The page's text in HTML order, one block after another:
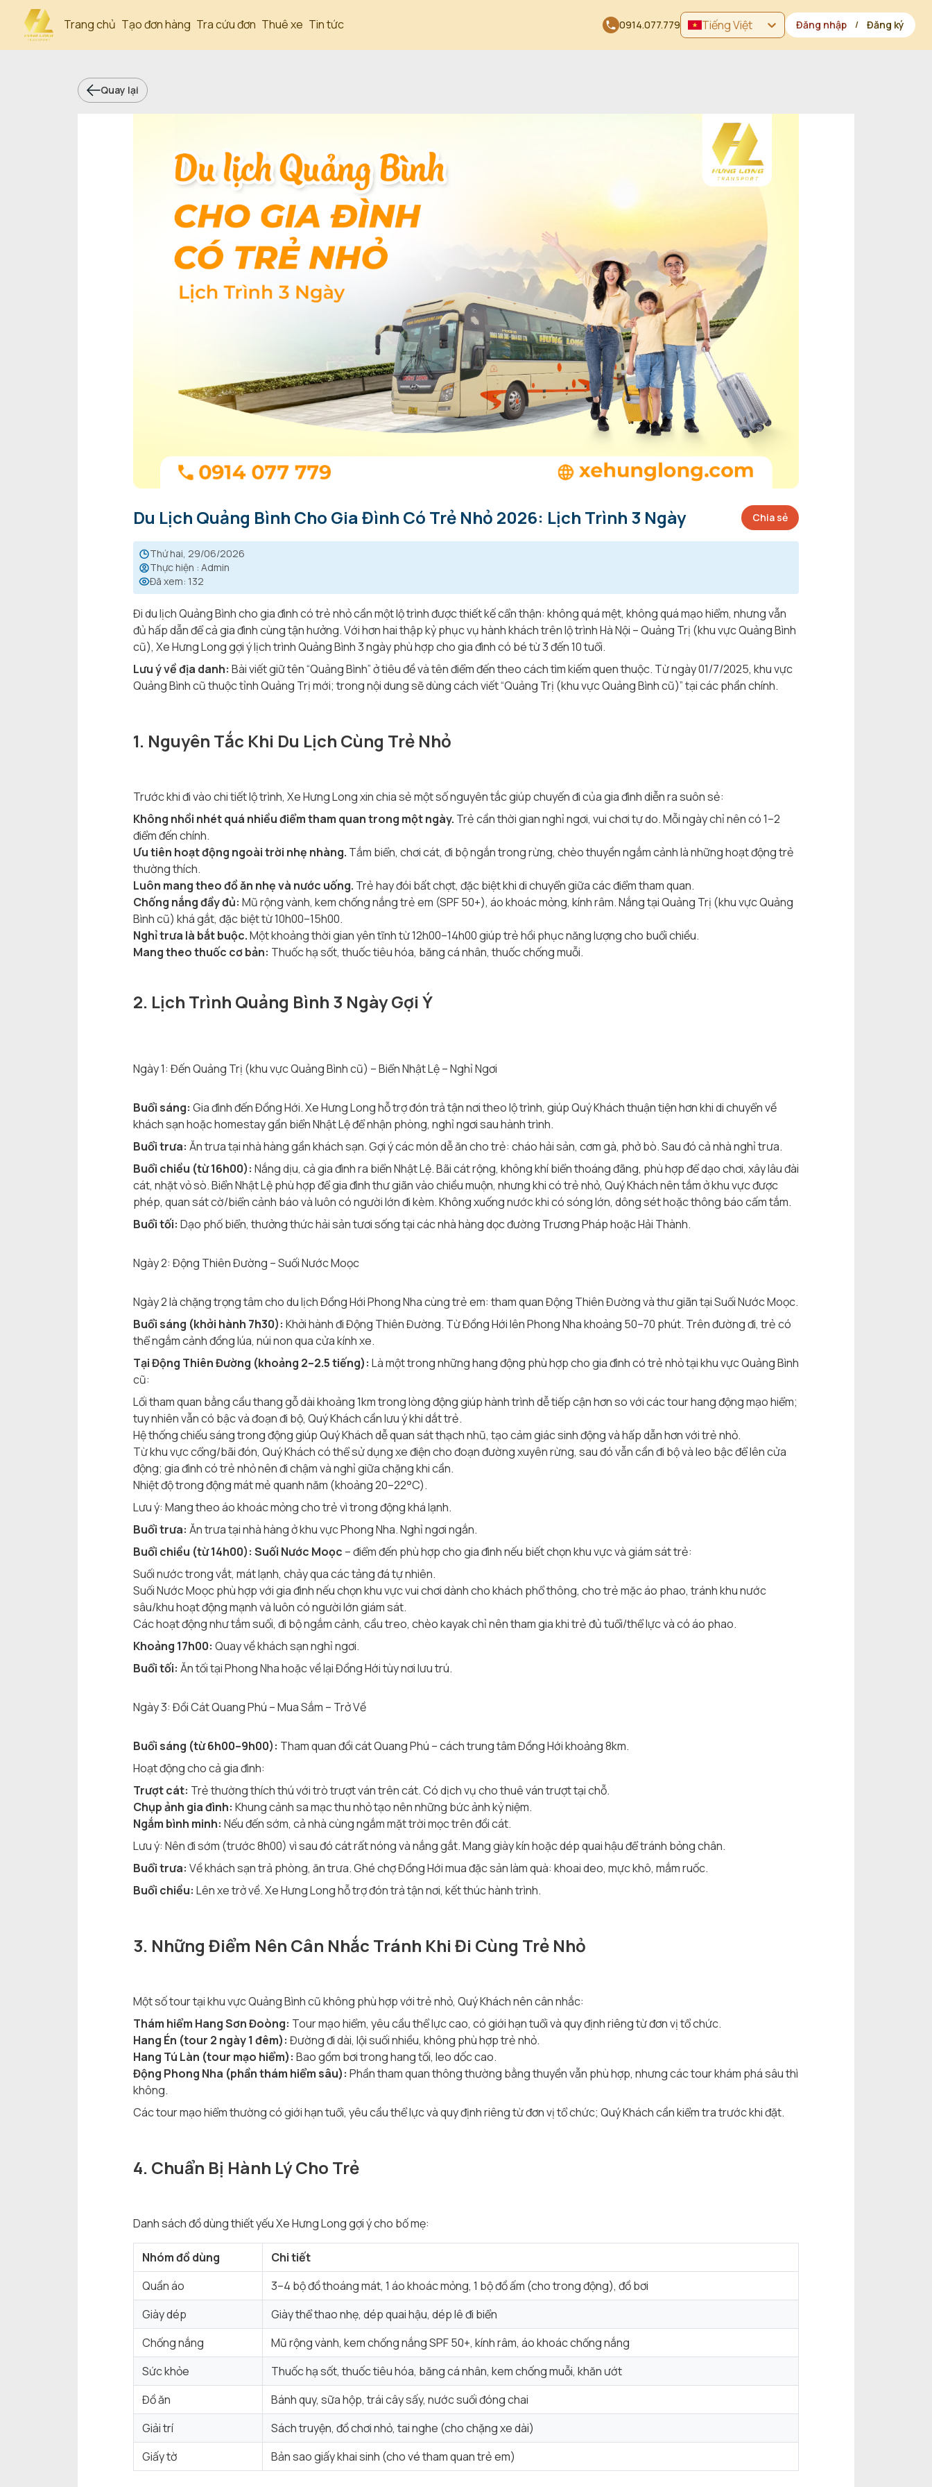
Trang chủ Tạo đơn hàng Tra cứu đơn Thuê xe Tin tức 0914.077.779 Tiếng Việt Đăng nhập / Đăng ký
Quay lại
Du Lịch Quảng Bình Cho Gia Đình Có Trẻ Nhỏ 2026: Lịch Trình 3 Ngày Chia sẻ
thứ hai, 29/06/2026
Thực hiện : Admin
Đã xem: 132
Đi du lịch Quảng Bình cho gia đình có trẻ nhỏ cần một lộ trình được thiết kế cẩn thận: không quá mệt, không quá mạo hiểm, nhưng vẫn
đủ hấp dẫn để cả gia đình cùng tận hưởng. Với hơn hai thập kỷ phục vụ hành khách trên lộ trình Hà Nội – Quảng Trị (khu vực Quảng Bình
cũ), Xe Hưng Long gợi ý lịch trình Quảng Bình 3 ngày phù hợp cho gia đình có bé từ 3 đến 10 tuổi.
Lưu ý về địa danh: Bài viết giữ tên “Quảng Bình” ở tiêu đề và tên điểm đến theo cách tìm kiếm quen thuộc. Từ ngày 01/7/2025, khu vực
Quảng Bình cũ thuộc tỉnh Quảng Trị mới; trong nội dung sẽ dùng cách viết “Quảng Trị (khu vực Quảng Bình cũ)” tại các phần chính.
1. Nguyên Tắc Khi Du Lịch Cùng Trẻ Nhỏ
Trước khi đi vào chi tiết lộ trình, Xe Hưng Long xin chia sẻ một số nguyên tắc giúp chuyến đi của gia đình diễn ra suôn sẻ:
Không nhồi nhét quá nhiều điểm tham quan trong một ngày. Trẻ cần thời gian nghỉ ngơi, vui chơi tự do. Mỗi ngày chỉ nên có 1–2
điểm đến chính.
Ưu tiên hoạt động ngoài trời nhẹ nhàng. Tắm biển, chơi cát, đi bộ ngắn trong rừng, chèo thuyền ngắm cảnh là những hoạt động trẻ
thường thích.
Luôn mang theo đồ ăn nhẹ và nước uống. Trẻ hay đói bất chợt, đặc biệt khi di chuyển giữa các điểm tham quan.
Chống nắng đầy đủ: Mũ rộng vành, kem chống nắng trẻ em (SPF 50+), áo khoác mỏng, kính râm. Nắng tại Quảng Trị (khu vực Quảng
Bình cũ) khá gắt, đặc biệt từ 10h00–15h00.
Nghỉ trưa là bắt buộc.Một khoảng thời gian yên tĩnh từ 12h00–14h00 giúp trẻ hồi phục năng lượng cho buổi chiều.
Mang theo thuốc cơ bản: Thuốc hạ sốt, thuốc tiêu hóa, băng cá nhân, thuốc chống muỗi.
2. Lịch Trình Quảng Bình 3 Ngày Gợi Ý
Ngày 1: Đến Quảng Trị (khu vực Quảng Bình cũ) – Biển Nhật Lệ – Nghỉ Ngơi
Buổi sáng: Gia đình đến Đồng Hới. Xe Hưng Long hỗ trợ đón trả tận nơi theo lộ trình, giúp Quý Khách thuận tiện hơn khi di chuyển về
khách sạn hoặc homestay gần biển Nhật Lệ để nhận phòng, nghỉ ngơi sau hành trình.
Buổi trưa: Ăn trưa tại nhà hàng gần khách sạn. Gợi ý các món dễ ăn cho trẻ: cháo hải sản, cơm gà, phở bò. Sau đó cả nhà nghỉ trưa.
Buổi chiều (từ 16h00): Nắng dịu, cả gia đình ra biển Nhật Lệ. Bãi cát rộng, không khí biển thoáng đãng, phù hợp để dạo chơi, xây lâu đài
cát, nhặt vỏ sò. Biển Nhật Lệ phù hợp để gia đình thư giãn vào chiều muộn, nhưng khi có trẻ nhỏ, Quý Khách nên tắm ở khu vực được
phép, quan sát cờ/biển cảnh báo và luôn có người lớn đi kèm. Không xuống nước khi có sóng lớn, dông sét hoặc thông báo cấm tắm.
Buổi tối: Dạo phố biển, thưởng thức hải sản tươi sống tại các nhà hàng dọc đường Trương Pháp hoặc Hải Thành.
Ngày 2: Động Thiên Đường – Suối Nước Moọc
Ngày 2 là chặng trọng tâm cho du lịch Đồng Hới Phong Nha cùng trẻ em: tham quan Động Thiên Đường và thư giãn tại Suối Nước Moọc.
Buổi sáng (khởi hành 7h30): Khởi hành đi Động Thiên Đường. Từ Đồng Hới lên Phong Nha khoảng 50–70 phút. Trên đường đi, trẻ có
thể ngắm cảnh đồng lúa, núi non qua cửa kính xe.
Tại Động Thiên Đường (khoảng 2–2.5 tiếng): Là một trong những hang động phù hợp cho gia đình có trẻ nhỏ tại khu vực Quảng Bình
cũ:
Lối tham quan bằng cầu thang gỗ dài khoảng 1km trong lòng động giúp hành trình dễ tiếp cận hơn so với các tour hang động mạo hiểm;
tuy nhiên vẫn có bậc và đoạn đi bộ, Quý Khách cần lưu ý khi dắt trẻ.
Hệ thống chiếu sáng trong động giúp Quý Khách dễ quan sát thạch nhũ, tạo cảm giác sinh động và hấp dẫn hơn với trẻ nhỏ.
Từ khu vực cổng/bãi đón, Quý Khách có thể sử dụng xe điện cho đoạn đường xuyên rừng, sau đó vẫn cần đi bộ và leo bậc để lên cửa
động; gia đình có trẻ nhỏ nên đi chậm và nghỉ giữa chặng khi cần.
Nhiệt độ trong động mát mẻ quanh năm (khoảng 20–22°C).
Lưu ý: Mang theo áo khoác mỏng cho trẻ vì trong động khá lạnh.
Buổi trưa: Ăn trưa tại nhà hàng ở khu vực Phong Nha. Nghỉ ngơi ngắn.
Buổi chiều (từ 14h00): Suối Nước Moọc – điểm đến phù hợp cho gia đình nếu biết chọn khu vực và giám sát trẻ:
Suối nước trong vắt, mát lạnh, chảy qua các tảng đá tự nhiên.
Suối Nước Moọc phù hợp với gia đình nếu chọn khu vực vui chơi dành cho khách phổ thông, cho trẻ mặc áo phao, tránh khu nước
sâu/khu hoạt động mạnh và luôn có người lớn giám sát.
Các hoạt động như tắm suối, đi bộ ngắm cảnh, cầu treo, chèo kayak chỉ nên tham gia khi trẻ đủ tuổi/thể lực và có áo phao.
Khoảng 17h00: Quay về khách sạn nghỉ ngơi.
Buổi tối: Ăn tối tại Phong Nha hoặc về lại Đồng Hới tùy nơi lưu trú.
Ngày 3: Đồi Cát Quang Phú – Mua Sắm – Trở Về
Buổi sáng (từ 6h00–9h00): Tham quan đồi cát Quang Phú – cách trung tâm Đồng Hới khoảng 8km.
Hoạt động cho cả gia đình:
Trượt cát: Trẻ thường thích thú với trò trượt ván trên cát. Có dịch vụ cho thuê ván trượt tại chỗ.
Chụp ảnh gia đình: Khung cảnh sa mạc thu nhỏ tạo nên những bức ảnh kỷ niệm.
Ngắm bình minh: Nếu đến sớm, cả nhà cùng ngắm mặt trời mọc trên đồi cát.
Lưu ý: Nên đi sớm (trước 8h00) vì sau đó cát rất nóng và nắng gắt. Mang giày kín hoặc dép quai hậu để tránh bỏng chân.
Buổi trưa: Về khách sạn trả phòng, ăn trưa. Ghé chợ Đồng Hới mua đặc sản làm quà: khoai deo, mực khô, mắm ruốc.
Buổi chiều: Lên xe trở về. Xe Hưng Long hỗ trợ đón trả tận nơi, kết thúc hành trình.
3. Những Điểm Nên Cân Nhắc Tránh Khi Đi Cùng Trẻ Nhỏ
Một số tour tại khu vực Quảng Bình cũ không phù hợp với trẻ nhỏ, Quý Khách nên cân nhắc:
Thám hiểm Hang Sơn Đoòng: Tour mạo hiểm, yêu cầu thể lực cao, có giới hạn tuổi và quy định riêng từ đơn vị tổ chức.
Hang Én (tour 2 ngày 1 đêm): Đường đi dài, lội suối nhiều, không phù hợp trẻ nhỏ.
Hang Tú Làn (tour mạo hiểm): Bao gồm bơi trong hang tối, leo dốc cao.
Động Phong Nha (phần thám hiểm sâu): Phần tham quan thông thường bằng thuyền vẫn phù hợp, nhưng các tour khám phá sâu thì
không.
Các tour mạo hiểm thường có giới hạn tuổi, yêu cầu thể lực và quy định riêng từ đơn vị tổ chức; Quý Khách cần kiểm tra trước khi đặt.
4. Chuẩn Bị Hành Lý Cho Trẻ
Danh sách đồ dùng thiết yếu Xe Hưng Long gợi ý cho bố mẹ:
Nhóm đồ dùng
Chi tiết
Quần áo
3–4 bộ đồ thoáng mát, 1 áo khoác mỏng, 1 bộ đồ ấm (cho trong động), đồ bơi
Giày dép
Giày thể thao nhẹ, dép quai hậu, dép lê đi biển
Chống nắng
Mũ rộng vành, kem chống nắng SPF 50+, kính râm, áo khoác chống nắng
Sức khỏe
Thuốc hạ sốt, thuốc tiêu hóa, băng cá nhân, kem chống muỗi, khăn ướt
Đồ ăn
Bánh quy, sữa hộp, trái cây sấy, nước suối đóng chai
Giải trí
Sách truyện, đồ chơi nhỏ, tai nghe (cho chặng xe dài)
Giấy tờ
Bản sao giấy khai sinh (cho vé tham quan trẻ em)